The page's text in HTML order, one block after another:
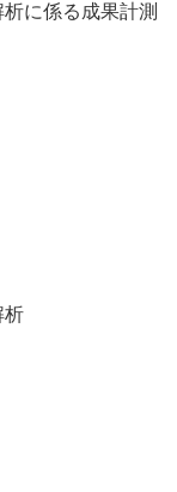
に係る成果計測
析